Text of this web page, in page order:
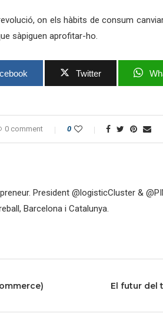
on els hàbits de consum
sàpiguen aprofitar-ho.
Twitter
0 comment 0
President @logisticCluster &
Barcelona i Catalunya.
El futur del